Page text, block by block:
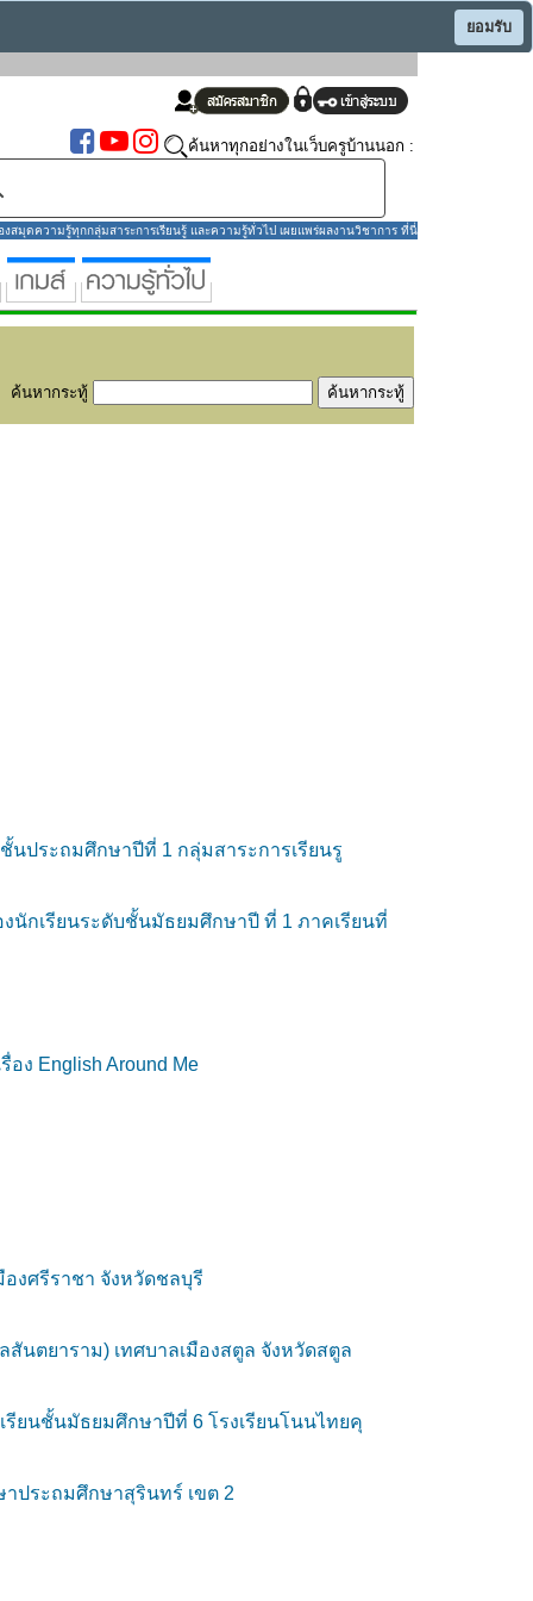
ยอมรับ
ค้นหาทุกอย่างในเว็บครูบ้านนอก :
มุดความรู้ทุกกลุ่มสาระการเรียนรู้ และความรู้ทั่วไป เผยแพร่ผลงานวิชาการ ที่นี่
ค้นหากระทู้
นประถมศึกษาปีที่ 1 กลุ่มสาระการเรียนรู
นักเรียนระดับชั้นมัธยมศึกษาปี ที่ 1 ภาคเรียนที่
ง English Around Me
องศรีราชา จังหวัดชลบุรี
สันตยาราม) เทศบาลเมืองสตูล จังหวัดสตูล
รียนชั้นมัธยมศึกษาปีที่ 6 โรงเรียนโนนไทยคุ
ประถมศึกษาสุรินทร์ เขต 2